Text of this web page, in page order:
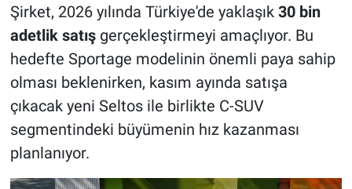
Şirket, 2026 yılında Türkiye'de yaklaşık 30 bin
adetlik satışgerçekleştirmeyi amaçlıyor. Bu
hedefte Sportage modelinin önemli paya sahip
olması beklenirken, kasım ayında satışa
çıkacak yeni Seltos ile birlikte C-SUV
segmentindeki büyümenin hız kazanması
planlanıyor.